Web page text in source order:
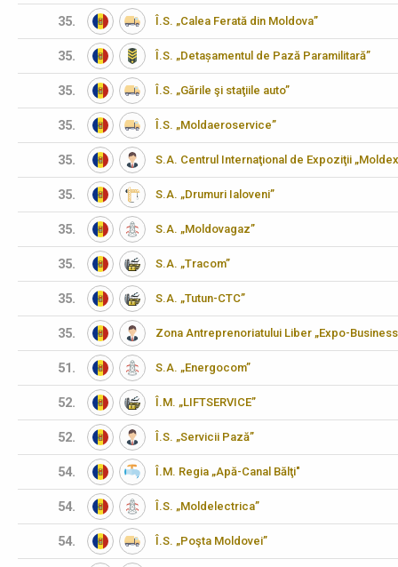
35. Î.S. „Calea Ferată din Moldova”
35. Î.S. „Detașamentul de Pază Paramilitară”
35. Î.S. „Gările şi staţiile auto”
35. Î.S. „Moldaeroservice”
35. S.A. Centrul Internaţional de Expoziţii
35. S.A. „Drumuri Ialoveni”
35. S.A. „Moldovagaz”
35. S.A. „Tracom”
35. S.A. „Tutun-CTC”
35. Zona Antreprenoriatului Liber „Expo-
51. S.A. „Energocom”
52. Î.M. „LIFTSERVICE”
52. Î.S. „Servicii Pază”
54. Î.M. Regia „Apă-Canal Bălţi"
54. Î.S. „Moldelectrica”
54. Î.S. „Poşta Moldovei”